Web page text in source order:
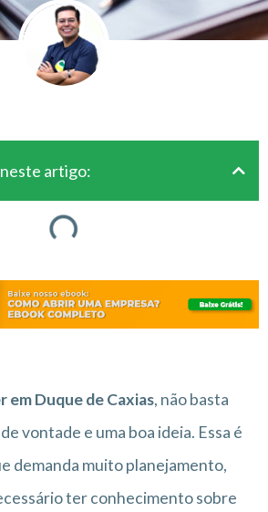
artigo:
em Duque de Caxias, não basta
vontade e uma boa ideia. Essa é
demanda muito planejamento,
ter conhecimento sobre